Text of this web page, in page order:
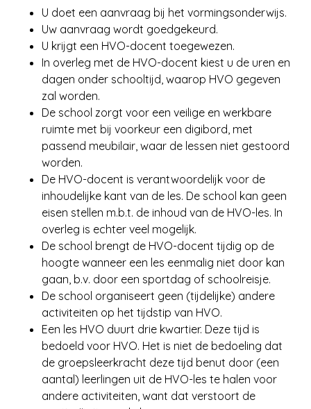
U doet een aanvraag bij het vormingsonderwijs.
Uw aanvraag wordt goedgekeurd.
U krijgt een HVO-docent toegewezen.
In overleg met de HVO-docent kiest u de uren en
dagen onder schooltijd, waarop HVO gegeven
zal worden.
De school zorgt voor een veilige en werkbare
ruimte met bij voorkeur een digibord, met
passend meubilair, waar de lessen niet gestoord
worden.
De HVO-docent is verantwoordelijk voor de
inhoudelijke kant van de les. De school kan geen
eisen stellen m.b.t. de inhoud van de HVO-les. In
overleg is echter veel mogelijk.
De school brengt de HVO-docent tijdig op de
hoogte wanneer een les eenmalig niet door kan
gaan, b.v. door een sportdag of schoolreisje.
De school organiseert geen (tijdelijke) andere
activiteiten op het tijdstip van HVO.
Een les HVO duurt drie kwartier. Deze tijd is
bedoeld voor HVO. Het is niet de bedoeling dat
de groepsleerkracht deze tijd benut door (een
aantal) leerlingen uit de HVO-les te halen voor
andere activiteiten, want dat verstoort de